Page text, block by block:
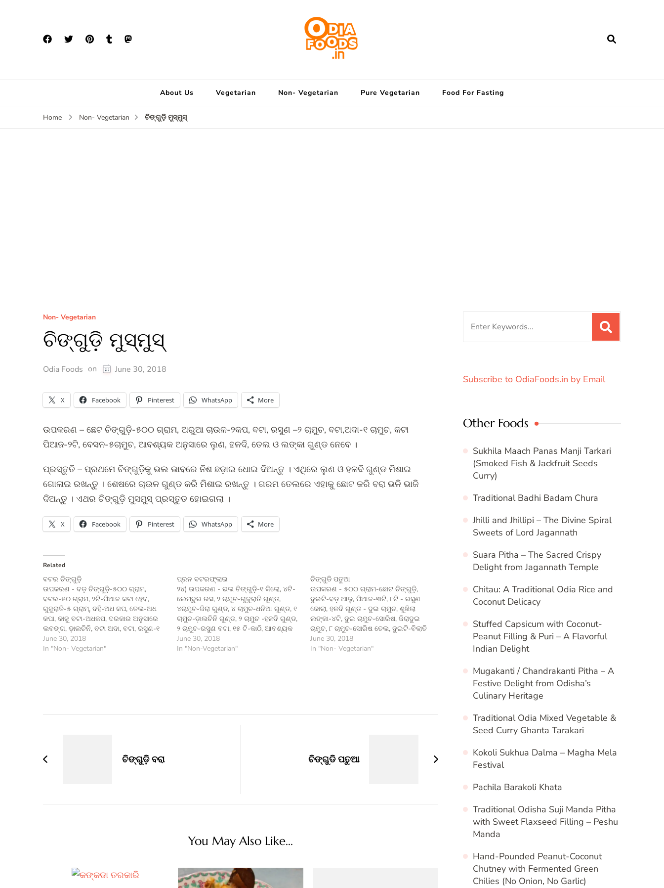
About Us Vegetarian Non- Vegetarian Pure Vegetarian Food For Fasting
Home Non- Vegetarian ଚିଙ୍ଗୁଡ଼ି ମୁସ୍ମୁସ୍
Non- Vegetarian
ଚିଙ୍ଗୁଡ଼ି ମୁସ୍ମୁସ୍
Odia Foods on June 30, 2018
X Facebook Pinterest WhatsApp More
ଉପକରଣ – ଛେଟ ଚିଙ୍ଗୁଡ଼ି-୫୦୦ ଗ୍ରାମ, ଅରୁଆ ଚାଉଳ-୨କପ, ବଟା, ରସୁଣ –୨ ଚାମୁଚ, ବଟା,ଅଦା-୧ ଚାମୁଚ, କଟା
ପିଆଜ-୨ଟି, ବେସନ-୫ଚାମୁଚ, ଆବଶ୍ୟକ ଅନୁସାରେ ଲୁଣ, ହଳଦି, ତେଲ ଓ ଲଙ୍କା ଗୁଣ୍ଡ ନେବେ ।
ପ୍ରସ୍ତୁତି – ପ୍ରଥମେ ଚିଙ୍ଗୁଡ଼ିକୁ ଭଲ ଭାବରେ ନିଶ ଛଡ଼ାଇ ଧୋଇ ଦିଅନ୍ତୁ । ଏଥିରେ ଲୁଣ ଓ ହଳଦି ଗୁଣ୍ଡ ମିଶାଇ
ଗୋଳାଇ ରଖନ୍ତୁ । ଶେଷରେ ଚାଉଳ ଗୁଣ୍ଡ କରି ମିଶାଇ ରଖନ୍ତୁ । ଗରମ ତେଲରେ ଏହାକୁ ଛୋଟ କରି ବରା ଭଳି ଭାଜି
ଦିଅନ୍ତୁ । ଏଥର ଚିଙ୍ଗୁଡ଼ି ମୁସମୁସ୍ ପ୍ରସ୍ତୁତ ହୋଇଗଲା ।
X Facebook Pinterest WhatsApp More
Related
ବଟର ଚିଙ୍ଗୁଡ଼ି
ଉପକରଣ - ବଡ଼ ଚିଙ୍ଗୁଡ଼ି-୫୦୦ ଗ୍ରାମ,
ବଟର-୫୦ ଗ୍ରାମ, ୨ଟି-ପିଆଜ କଟା ହେବ,
ଗୁଜୁରାତି-୫ ଗ୍ରାମ୍, ଦହି-ଅଧ କପ, ତେଲ-ଅଧ
କପା, କାଜୁ ବଟା-ଅଧକପ, ଦରକାର ଅନୁସାରେ
ଲବଙ୍ଗ, ଡ଼ାଲଚିନି, ବଟା ଅଦା, ବଟା, ରସୁଣ-୧
ଚାମୁଚ, ହଳଦି, ଲୁଣ ଓ କ୍ରିମ୍୧କପ ନେବ ।
ପ୍ରସ୍ତୁତି - ପ୍ରଥମେ ଚିଙ୍ଗୁଡ଼ିକୁ ଧୋଇ ସେଥିରୁ
June 30, 2018
In "Non- Vegetarian"
ପ୍ରନ ବଟରଫ୍ଲାଇ
୨୪) ଉପକରଣ - ଭଲ ଚିଙ୍ଗୁଡ଼ି-୧ କିଲୋ, ୪ଟି-
ଲେମ୍ବୁର ରସ, ୨ ଚାମୁଚ-ଗୁଜୁରାତି ଗୁଣ୍ଡ,
୪ଚାମୁଚ-ଜିରା ଗୁଣ୍ଡ, ୪ ଚାମୁଚ-ଧନିଆ ଗୁଣ୍ଡ, ୧
ଚାମୁଚ-ଡ଼ାଲଚିନି ଗୁଣ୍ଡ, ୨ ଚାମୁଚ -ହଳଦି ଗୁଣ୍ଡ,
୨ ଚାମୁଚ-ରସୁଣ ବଟା, ୧୫ ଟି-କାଠି, ଆବଶ୍ୟକ
ଅନୁଯାୟୀ ତେଲ, ଲୁଣ ଓ କାକୁଡ଼ି ନେବେ ।
ପ୍ରସ୍ତୁତି - ପ୍ରଥମେ ଚିଙ୍ଗୁଡ଼ିକୁ ଭଲ କରି ସଫା
June 30, 2018
In "Non-Vegetarian"
ଚିଙ୍ଗୁଡି ପତୁଆ
ଉପକରଣ - ୫୦୦ ଗ୍ରାମ-ଛୋଟ ଚିଙ୍ଗୁଡ଼ି,
ଦୁଇଟି-ବଡ଼ ଆଳୁ, ପିଆଜ-୩ଟି, ୮ଟି - ରସୁଣ
କୋଲା, ହଳଦି ଗୁଣ୍ଡ - ଦୁଇ ଚାମୁଚ, ଶୁଖିଲା
ଲଙ୍କା-୪ଟି, ଦୁଇ ଚାମୁଚ-ସୋରିଷ, ଜିରାଦୁଇ
ଚାମୁଚ, ୮ ଚାମୁଚ-ସୋରିଷ ତେଲ, ଦୁଇଟି-ବିଲାତି
ବାଇଗଣ ଓ ଆବଶ୍ୟକ ଅନୁସାରେ ଲୁଣ ନେବେ
। ପ୍ରସ୍ତୁତି - ପ୍ରଥମେ ସୋରିଷ, ଜିରା, ଲଙ୍କା
June 30, 2018
In "Non- Vegetarian"
ଚିଙ୍ଗୁଡ଼ି ବରା ଚିଙ୍ଗୁଡି ପତୁଆ
You May Also Like...
Subscribe to OdiaFoods.in by Email
Other Foods
Sukhila Maach Panas Manji Tarkari
(Smoked Fish & Jackfruit Seeds
Curry)
Traditional Badhi Badam Chura
Jhilli and Jhillipi – The Divine Spiral
Sweets of Lord Jagannath
Suara Pitha – The Sacred Crispy
Delight from Jagannath Temple
Chitau: A Traditional Odia Rice and
Coconut Delicacy
Stuffed Capsicum with Coconut-
Peanut Filling & Puri – A Flavorful
Indian Delight
Mugakanti / Chandrakanti Pitha – A
Festive Delight from Odisha’s
Culinary Heritage
Traditional Odia Mixed Vegetable &
Seed Curry Ghanta Tarakari
Kokoli Sukhua Dalma – Magha Mela
Festival
Pachila Barakoli Khata
Traditional Odisha Suji Manda Pitha
with Sweet Flaxseed Filling – Peshu
Manda
Hand-Pounded Peanut-Coconut
Chutney with Fermented Green
Chilies (No Onion, No Garlic)